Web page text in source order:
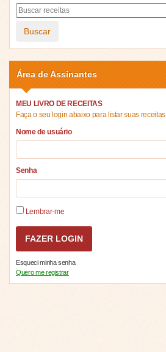
Buscar
Área de Assinantes
MEU LIVRO DE RECEITAS
Faça o seu login abaixo para listar suas receitas
Nome de usuário
Senha
Lembrar-me
Esqueci minha senha
Quero me registrar